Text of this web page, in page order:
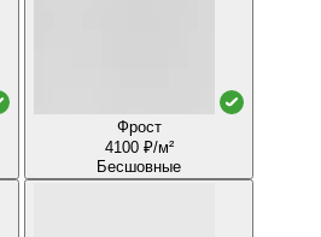
Фрост
4100 ₽/м²
Бесшовные